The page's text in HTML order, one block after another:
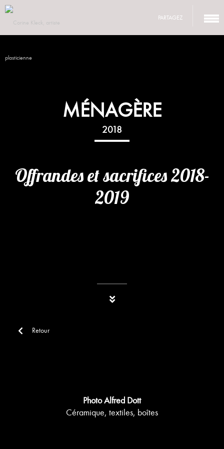
PARTAGEZ
MÉNAGÈRE
2018
Offrandes et sacrifices 2018-
2019
Retour
Photo Alfred Dott
Céramique, textiles, boîtes